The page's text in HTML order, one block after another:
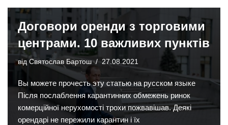
Договори оренди з торговими
центрами. 10 важливих пунктів
від Святослав Бартош 27.08.2021
Вы можете прочесть эту статью на русском языке
Після послаблення карантинних обмежень ринок
комерційної нерухомості трохи пожвавішав. Деякі
орендарі не пережили карантин і їх